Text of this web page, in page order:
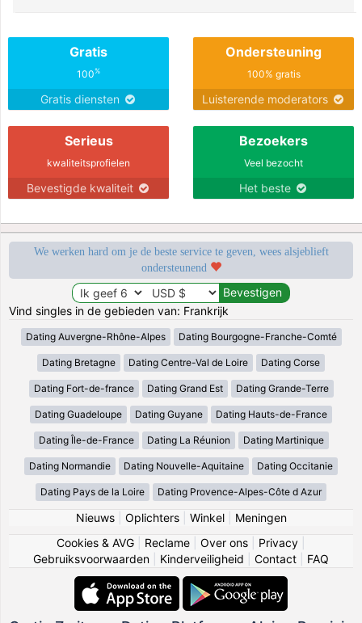
Gratis
100%
Gratis diensten
Ondersteuning
100% gratis
Luisterende moderators
Serieus
kwaliteitsprofielen
Bevestigde kwaliteit
Bezoekers
Veel bezocht
Het beste
We werken hard om je de beste service te geven, wees alsjeblieft
ondersteunend
Vind singles in de gebieden van: Frankrijk
Dating Auvergne-Rhône-Alpes Dating Bourgogne-Franche-Comté
Dating Bretagne Dating Centre-Val de Loire Dating Corse
Dating Fort-de-france Dating Grand Est Dating Grande-Terre
Dating Guadeloupe Dating Guyane Dating Hauts-de-France
Dating Île-de-France Dating La Réunion Dating Martinique
Dating Normandie Dating Nouvelle-Aquitaine Dating Occitanie
Dating Pays de la Loire Dating Provence-Alpes-Côte d Azur
Nieuws| Oplichters| Winkel| Meningen
Cookies & AVG
Reclame Over ons Privacy
Gebruiksvoorwaarden
Kinderveiligheid Contact FAQ